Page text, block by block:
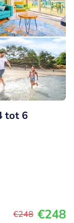
tot 6
€248 €248